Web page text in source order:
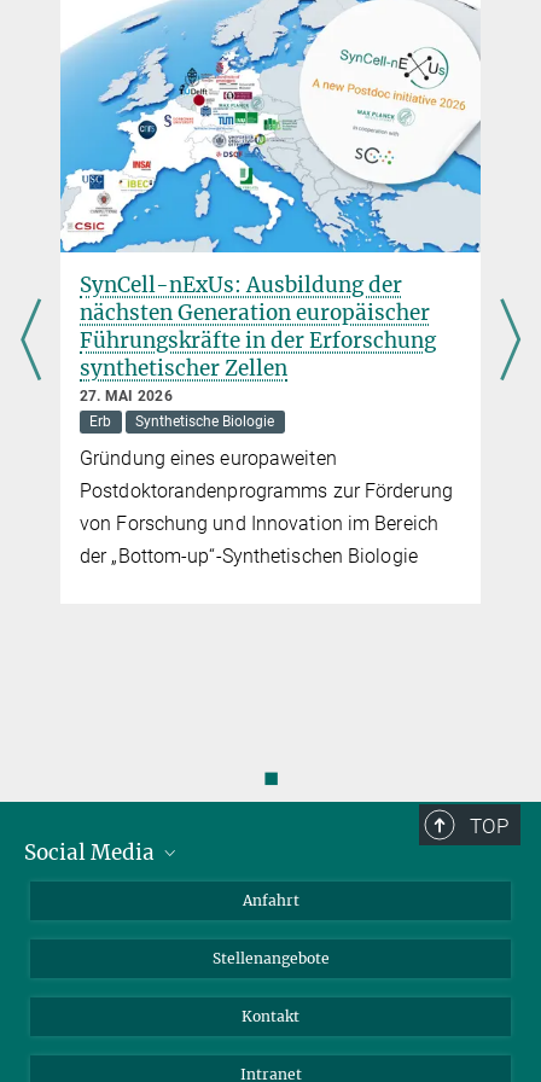
beau.dronsella@...
Max-Planck-Institut für terrestrische Mikrobiologie, Marburg
Dr. Virginia Geisel
Pressereferentin
+49 160 91387-362
virginia.geisel@...
Max-Planck-Institut für terrestrische Mikrobiologie, Marburg
SynCell-nExUs: Ausbildung der
nächsten Generation europäischer
Führungskräfte in der Erforschung
synthetischer Zellen
27. MAI 2026
Erb
Synthetische Biologie
Gründung eines europaweiten
Postdoktorandenprogramms zur Förderung
von Forschung und Innovation im Bereich
der „Bottom-up“-Synthetischen Biologie
◼
TOP
Social Media
Anfahrt
Stellenangebote
Kontakt
Intranet